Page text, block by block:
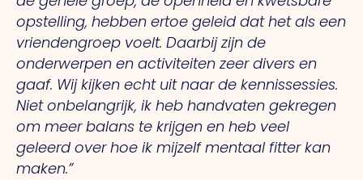
opstelling, hebben ertoe geleid dat het als een
vriendengroep voelt. Daarbij zijn de
onderwerpen en activiteiten zeer divers en
gaaf. Wij kijken echt uit naar de kennissessies.
Niet onbelangrijk, ik heb handvaten gekregen
om meer balans te krijgen en heb veel
geleerd over hoe ik mijzelf mentaal fitter kan
maken.”